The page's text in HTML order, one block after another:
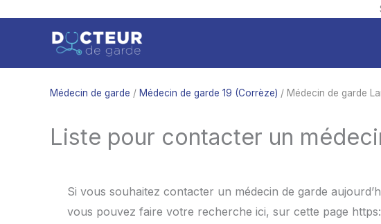
contenu
Médecin de garde / Médecin de garde 19 (Corrèze) / Médecin de garde
Liste pour contacter un
Si vous souhaitez contacter un médecin de garde
vous pouvez faire votre recherche ici, sur cette page